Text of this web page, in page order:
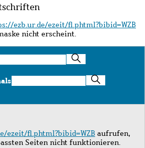
ezb.ur.de/ezeit/fl.phtml?bibid=WZB
nicht erscheint.
Suche
nach
Journals
ezeit/fl.phtml?bibid=WZB aufrufen,
Seiten nicht funktionieren.